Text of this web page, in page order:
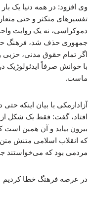
وی افزود: در همه دنیا یک
تفسیرهای متکثر و حتی
دموکراسی، نه یک روایت
جمهوری حذف شد، فرهنگ
اگر تمام حقوق مدنی،
با خوانش صرفاً ایدئولوژیک
ماست.
آزادارمکی با بیان اینکه
افتاد، گفت: فقط یک شکل
بیرون بیاید و آن همین است
که انقلاب اسلامی متنش
مردمی بود که می‌خواستند
در عرصه فرهنگ خطا کردیم